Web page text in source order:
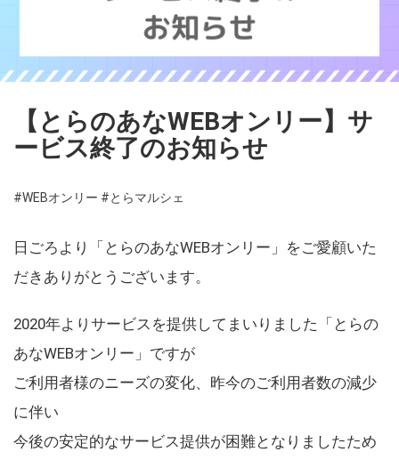
【とらのあなWEBオンリー】サ
ービス終了のお知らせ
#WEBオンリー #とらマルシェ
日ごろより「とらのあなWEBオンリー」をご愛顧いた
だきありがとうございます。
2020年よりサービスを提供してまいりました「とらの
あなWEBオンリー」ですが
ご利用者様のニーズの変化、昨今のご利用者数の減少
に伴い
今後の安定的なサービス提供が困難となりましたため